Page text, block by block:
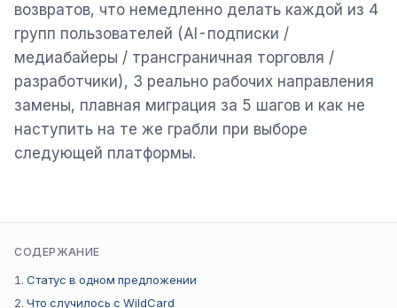
возвратов, что немедленно делать каждой из 4
групп пользователей (AI-подписки /
медиабайеры / трансграничная торговля /
разработчики), 3 реально рабочих направления
замены, плавная миграция за 5 шагов и как не
наступить на те же грабли при выборе
следующей платформы.
СОДЕРЖАНИЕ
Статус в одном предложении
Что случилось с WildCard